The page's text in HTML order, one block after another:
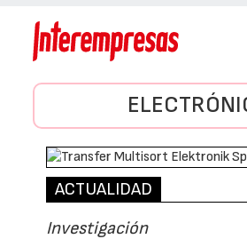
ACTUALIDAD
Investigación